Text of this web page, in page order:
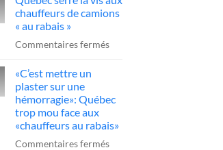
sur
manœuvre
obligatoire
conduire
au
chauffeurs de camions
« au rabais »
Commentaires ferméssur
vis
aux
«C’est mettre un
plaster sur une
hémorragie»: Québec
trop mou face aux
«chauffeurs au rabais»
Commentaires ferméssur